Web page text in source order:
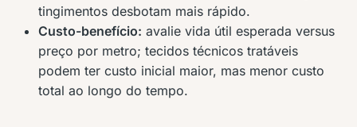
tingimentos desbotam mais rápido.
Custo-benefício: avalie vida útil esperada versus
preço por metro; tecidos técnicos tratáveis
podem ter custo inicial maior, mas menor custo
total ao longo do tempo.